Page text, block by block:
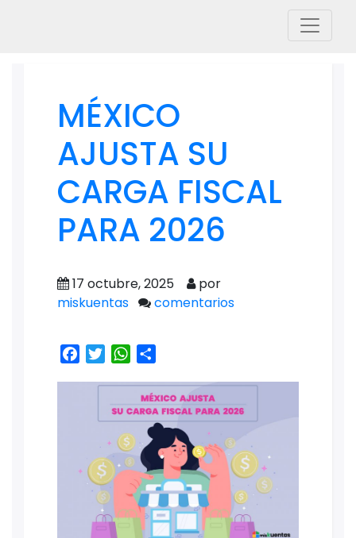
MÉXICO
AJUSTA SU
CARGA FISCAL
PARA 2026
17 octubre, 2025
por
miskuentas
comentarios
Facebook
TwitterWhatsApp